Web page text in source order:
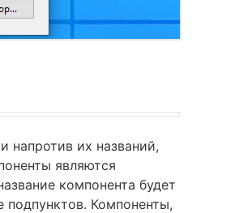
напротив их названий,
являются
компонента будет
подпунктов. Компоненты,